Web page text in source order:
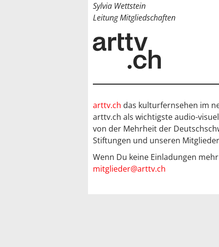
Sylvia Wettstein
Leitung Mitgliedschaften
arttv.ch das kulturfernsehen im
arttv.ch als wichtigste audio-
von der Mehrheit der
Stiftungen und unseren
Wenn Du keine Einladungen
mitglieder@arttv.ch